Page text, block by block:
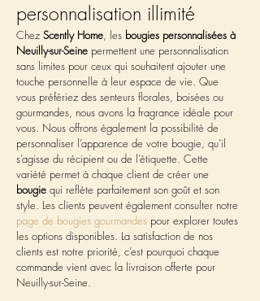
personnalisation illimité
Chez Scently Home, les bougies personnalisées à
Neuilly-sur-Seine permettent une personnalisation
sans limites pour ceux qui souhaitent ajouter une
touche personnelle à leur espace de vie. Que
vous préfériez des senteurs florales, boisées ou
gourmandes, nous avons la fragrance idéale pour
vous. Nous offrons également la possibilité de
personnaliser l’apparence de votre bougie, qu’il
s’agisse du récipient ou de l’étiquette. Cette
variété permet à chaque client de créer une
bougie qui reflète parfaitement son goût et son
style. Les clients peuvent également consulter notre
page de bougies gourmandes pour explorer toutes
les options disponibles. La satisfaction de nos
clients est notre priorité, c’est pourquoi chaque
commande vient avec la livraison offerte pour
Neuilly-sur-Seine.